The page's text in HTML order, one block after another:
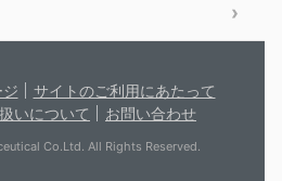
サイトのご利用にあたって
いについて
お問い合わせ
Co.Ltd. All Rights Reserved.